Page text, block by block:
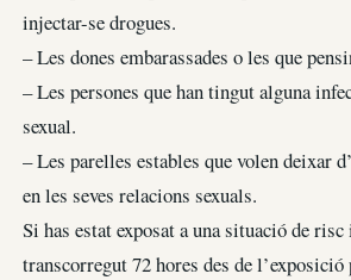
injectar-se drogues.
– Les dones embarassades o les que
– Les persones que han tingut alguna
sexual.
– Les parelles estables que volen deixar
en les seves relacions sexuals.
Si has estat exposat a una situació de risc
transcorregut 72 hores des de l’exposició